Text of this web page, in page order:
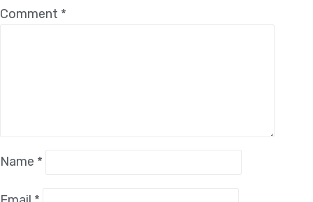
Comment *
Name *